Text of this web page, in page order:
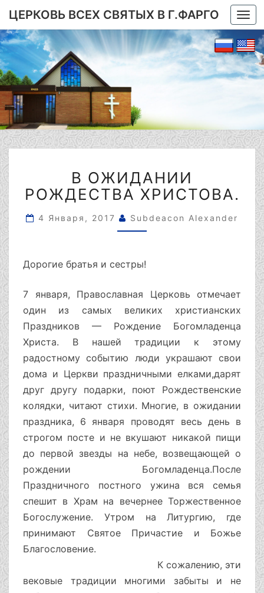
ЦЕРКОВЬ ВСЕХ СВЯТЫХ В Г.ФАРГО
ОЖИДАНИИ
РОЖДЕСТВА
ХРИСТОВА.
В ОЖИДАНИИ
РОЖДЕСТВА ХРИСТОВА.
4 Января, 2017 Subdeacon Alexander
Дорогие братья и сестры!
7 января, Православная Церковь отмечает
один из самых великих христианских
Праздников — Рождение Богомладенца
Христа. В нашей традиции к этому
радостному событию люди украшают свои
дома и Церкви праздничными елками,дарят
друг другу подарки, поют Рождественские
колядки, читают стихи. Многие, в ожидании
праздника, 6 января проводят весь день в
строгом посте и не вкушают никакой пищи
до первой звезды на небе, возвещающей о
рождении Богомладенца.После
Праздничного постного ужина вся семья
спешит в Храм на вечернее Торжественное
Богослужение. Утром на Литургию, где
принимают Святое Причастие и Божье
Благословение.
К сожалению, эти
вековые традиции многими забыты и не